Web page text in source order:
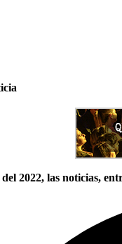
2022, las noticias,